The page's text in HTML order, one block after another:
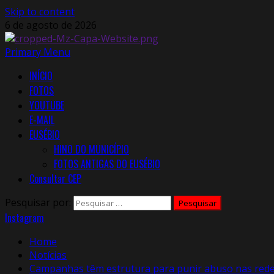
Skip to content
6 de agosto de 2026
Primary Menu
INÍCIO
FOTOS
YOUTUBE
E-MAIL
EUSÉBIO
HINO DO MUNICÍPIO
FOTOS ANTIGAS DO EUSÉBIO
Consultar CEP
Pesquisar por:
Instagram
Home
Notícias
Campanhas têm estrutura para punir abuso nas